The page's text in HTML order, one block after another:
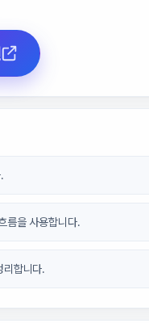
름을 사용합니다.
리합니다.